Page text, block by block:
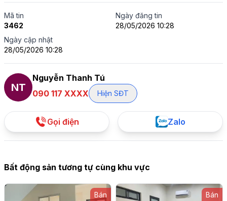
Mã tin
3462
Ngày đăng tin
28/05/2026 10:28
Ngày cập nhật
28/05/2026 10:28
NT
Nguyễn Thanh Tú
090 117 XXXX
Hiện SĐT
Gọi điện Zalo
Bất động sản tương tự cùng khu vực
Bán Bán